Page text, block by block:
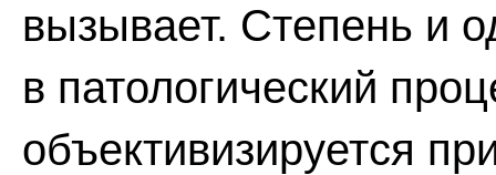
вызывает. Степень и
в патологический
объективизируется